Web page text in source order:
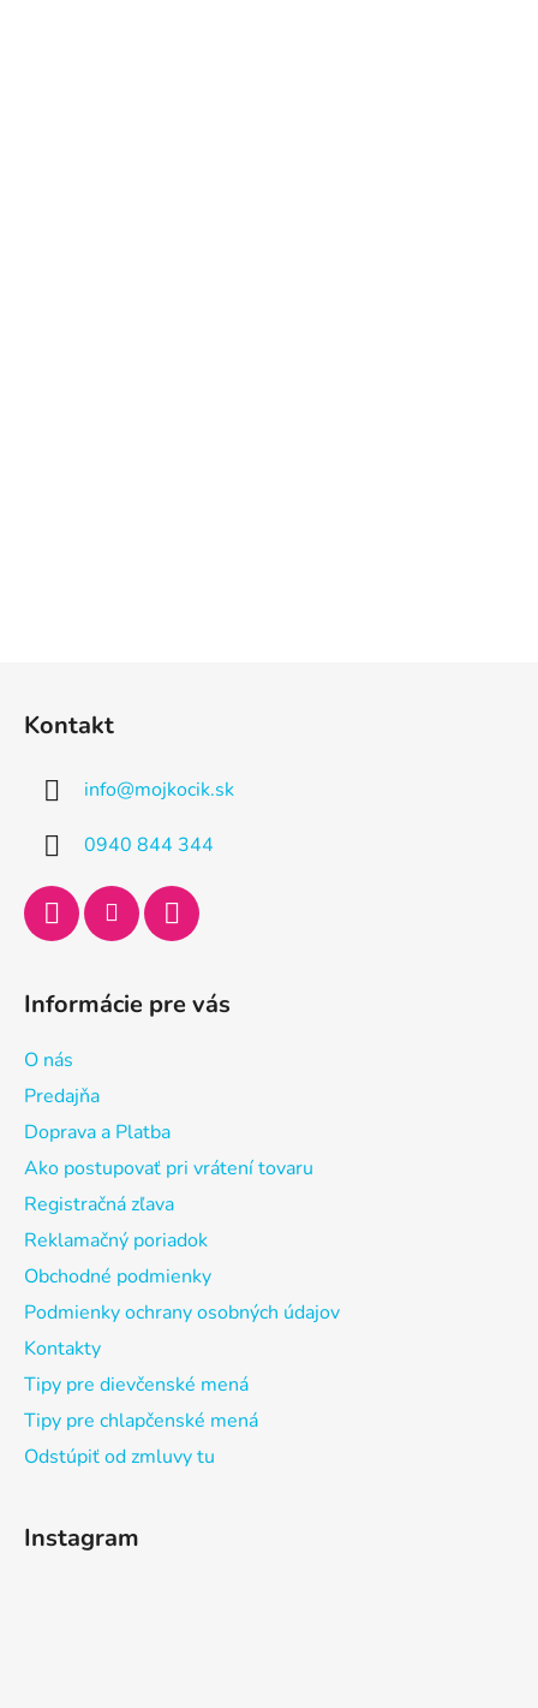
Kontakt
info@mojkocik.sk
0940 844 344
Informácie pre vás
O nás
Predajňa
Doprava a Platba
Ako postupovať pri vrátení tovaru
Registračná zľava
Reklamačný poriadok
Obchodné podmienky
Podmienky ochrany osobných údajov
Kontakty
Tipy pre dievčenské mená
Tipy pre chlapčenské mená
Odstúpiť od zmluvy tu
Instagram